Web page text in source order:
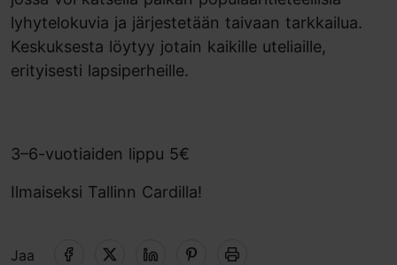
lyhytelokuvia ja järjestetään taivaan tarkkailua.
Keskuksesta löytyy jotain kaikille uteliaille,
erityisesti lapsiperheille.
3–6-vuotiaiden lippu 5€
Ilmaiseksi Tallinn Cardilla!
Jaa